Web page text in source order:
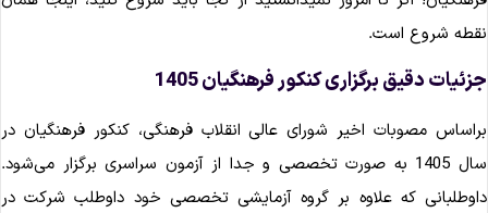
شروع است.
دقیق برگزاری کنکور فرهنگیان 1405
مصوبات اخیر شورای عالی انقلاب فرهنگی، کنکور فرهنگیان در
سال 1405 به صورت تخصصی و جدا از آزمون سراسری برگزار می‌شود.
که علاوه بر گروه آزمایشی تخصصی خود داوطلب شرکت در